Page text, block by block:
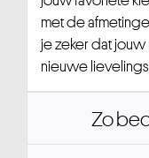
met de
je zeker dat
nieuwe lievelings
Zo